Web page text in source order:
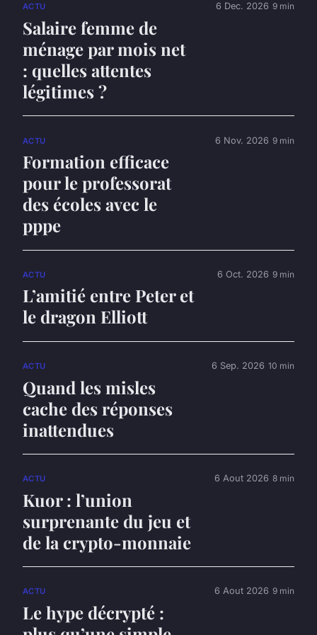
ACTU
Salaire femme de
ménage par mois net
: quelles attentes
légitimes ?
6 Dec. 2026 9 min
ACTU
Formation efficace
pour le professorat
des écoles avec le
pppe
6 Nov. 2026 9 min
ACTU
L’amitié entre Peter et
le dragon Elliott
6 Oct. 2026 9 min
ACTU
Quand les misles
cache des réponses
inattendues
6 Sep. 2026 10 min
ACTU
Kuor : l’union
surprenante du jeu et
de la crypto-monnaie
6 Aout 2026 8 min
ACTU
Le hype décrypté :
6 Aout 2026 9 min